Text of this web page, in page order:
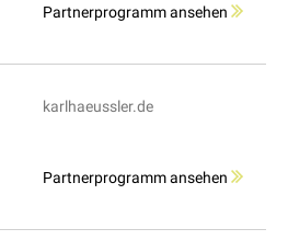
Partnerprogramm ansehen
karlhaeussler.de
Partnerprogramm ansehen